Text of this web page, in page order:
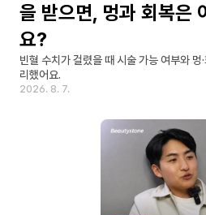
을 받으면, 멍과 회복은
요?
빈혈 수치가 걸렸을 때 시술 가능 여부와 멍
리했어요.
2026. 8. 7.